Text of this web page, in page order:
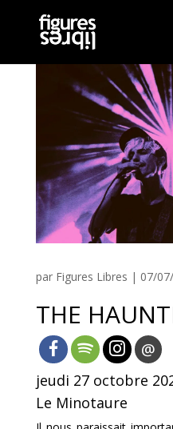
par Figures Libres | 07/
THE
@
jeudi 27 octobre
Le Minotaure